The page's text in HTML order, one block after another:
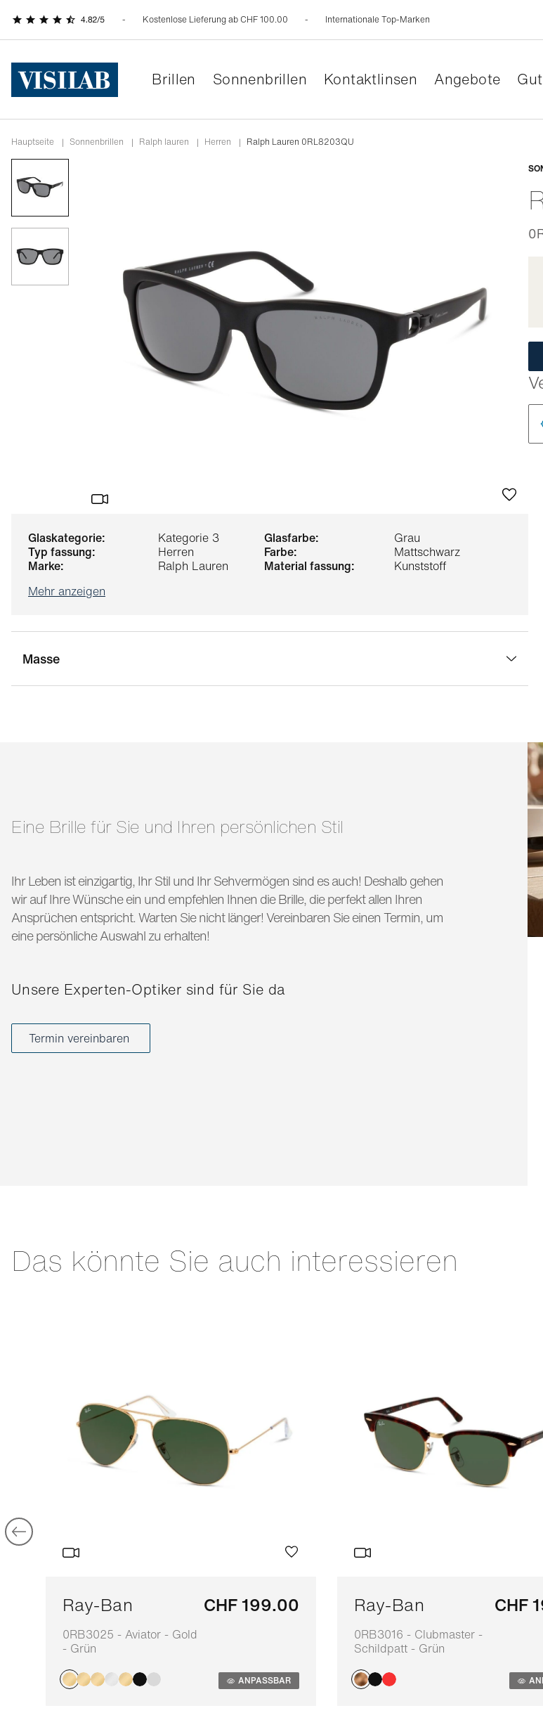
Kostenlose Lieferung ab CHF 100.00 Internationale Top-Marken
Brillen Sonnenbrillen Kontaktlinsen Angebote
Hauptseite | Sonnenbrillen | ralph lauren | herren | Ralph Lauren 0RL8203QU
glaskategorie: Kategorie 3 glasfarbe:
Grau
typ fassung:
Herren farbe:
Mattschwarz
marke:
Ralph Lauren material fassung:
Kunststoff
Mehr anzeigen
Masse
Eine Brille für Sie und Ihren persönlichen Stil
Ihr Leben ist einzigartig, Ihr Stil und Ihr Sehvermögen sind es auch! Deshalb gehen
wir auf Ihre Wünsche ein und empfehlen Ihnen die Brille, die perfekt allen Ihren
Ansprüchen entspricht. Warten Sie nicht länger! Vereinbaren Sie einen Termin, um
eine persönliche Auswahl zu erhalten!
Unsere Experten-Optiker sind für Sie da
Termin vereinbaren
Das könnte Sie auch interessieren
Ray-Ban
0RB3025 - Aviator - Gold
- Grün
CHF 199.00
ANPASSBAR
Ray-Ban
0RB3016 - Clubmaster -
Schildpatt - Grün
CHF